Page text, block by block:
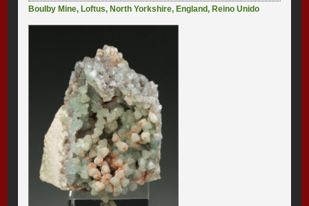
Boulby Mine, Loftus, North Yorkshire, England, Reino Unido